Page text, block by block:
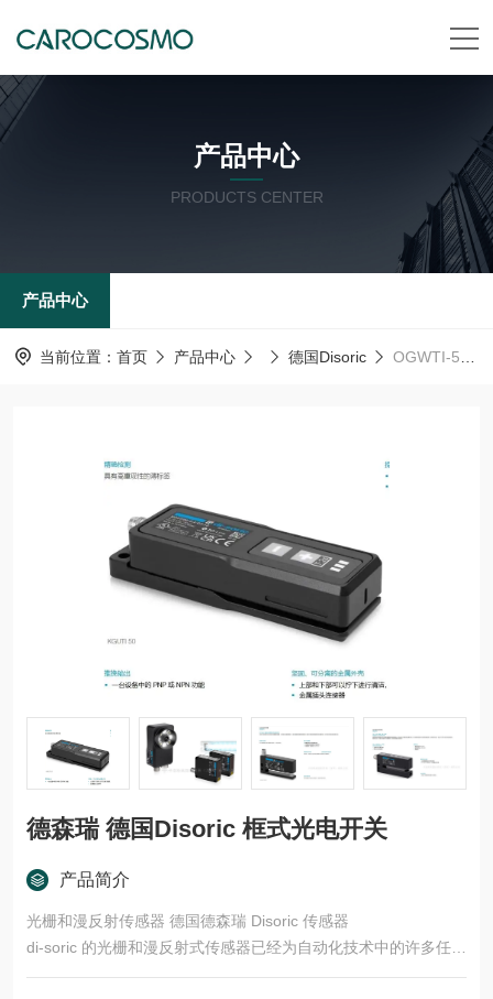
产品中心
PRODUCTS CENTER
产品中心
当前位置： 首页 产品中心 德国Disoric OGWTI-50G3-T4德森瑞 德国Disoric 框式光电开关
德森瑞 德国Disoric 框式光电开关
产品简介
光栅和漫反射传感器 德国德森瑞 Disoric 传感器
di-soric 的光栅和漫反射式传感器已经为自动化技术中的许多任务
领域开发了多种型号和功能原理。这些产品适用于快速、安全的